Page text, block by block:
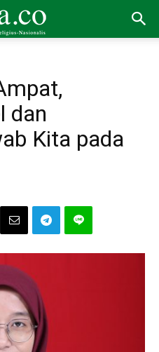
dan
Kita pada